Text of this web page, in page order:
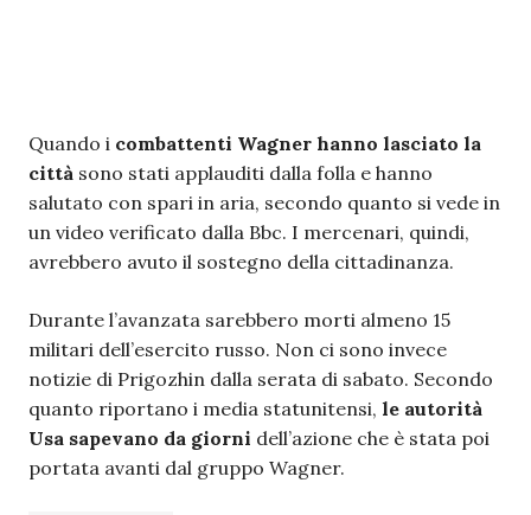
Quando i combattenti Wagner hanno lasciato la
città sono stati applauditi dalla folla e hanno
salutato con spari in aria, secondo quanto si vede in
un video verificato dalla Bbc. I mercenari, quindi,
avrebbero avuto il sostegno della cittadinanza.
Durante l’avanzata sarebbero morti almeno 15
militari dell’esercito russo. Non ci sono invece
notizie di Prigozhin dalla serata di sabato. Secondo
quanto riportano i media statunitensi, le autorità
Usa sapevano da giorni dell’azione che è stata poi
portata avanti dal gruppo Wagner.